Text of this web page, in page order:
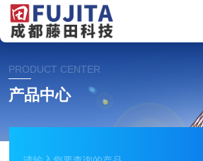
PRODUCT CENTER
产品中心